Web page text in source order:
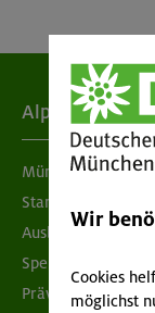
Alpenverein
München &
Standorte
Ausbildung & Jobs
Spenden
Prävention
Wir
Cookies
möglichst